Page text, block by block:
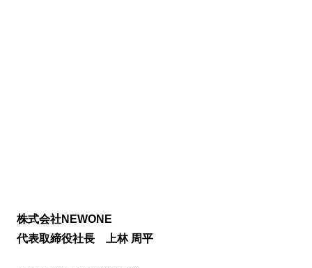
株式会社NEWONE
代表取締役社長 上林 周平